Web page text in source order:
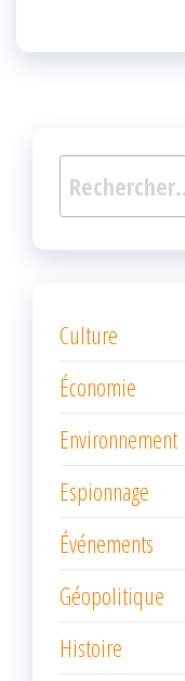
k r
Rechercher :
Culture
Économie
Environnement
Espionnage
Événements
Géopolitique
Histoire